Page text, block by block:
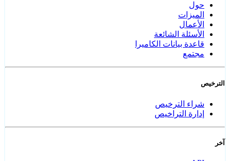
حول
الميزات
الأعمال
الأسئلة الشائعة
قاعدة بيانات الكاميرا
مجتمع
الترخيص
شراء الترخيص
إدارة التراخيص
آخر